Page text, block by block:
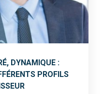
DYNAMIQUE :
PROFILS